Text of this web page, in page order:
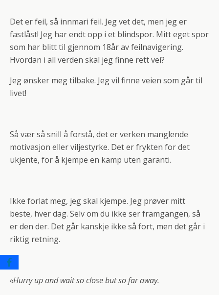
Det er feil, så innmari feil. Jeg vet det, men jeg er
fastlåst! Jeg har endt opp i et blindspor. Mitt eget spor
som har blitt til gjennom 18år av feilnavigering.
Hvordan i all verden skal jeg finne rett vei?
Jeg ønsker meg tilbake. Jeg vil finne veien som går til
livet!
Så vær så snill å forstå, det er verken manglende
motivasjon eller viljestyrke. Det er frykten for det
ukjente, for å kjempe en kamp uten garanti.
Ikke forlat meg, jeg skal kjempe. Jeg prøver mitt
beste, hver dag. Selv om du ikke ser framgangen, så
er den der. Det går kanskje ikke så fort, men det går i
riktig retning.
«Hurry up and wait so close but so far away.